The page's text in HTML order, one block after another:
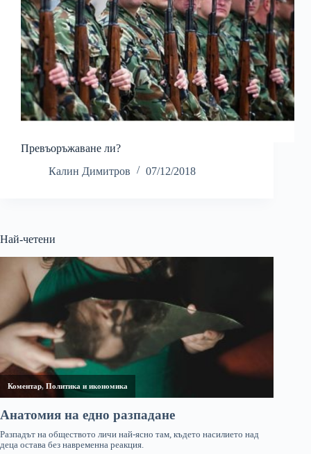
Превъоръжаване ли?
Калин Димитров
07/12/2018
Най-четени